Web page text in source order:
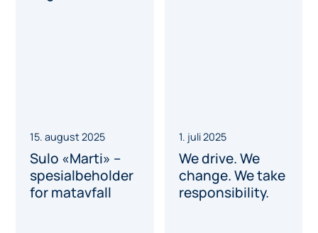
17. september 2025
Velkommen til
17. september 2025
Ny serviceavtale
for bunntømte